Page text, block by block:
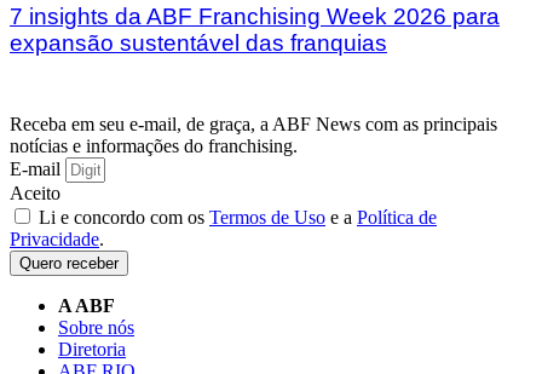
7 insights da ABF Franchising Week 2026 para
expansão sustentável das franquias
Receba em seu e-mail, de graça, a ABF News com as principais
notícias e informações do franchising.
E-mail
Aceito
Li e concordo com os Termos de Uso e a Política de
Privacidade.
Quero receber
A ABF
Sobre nós
Diretoria